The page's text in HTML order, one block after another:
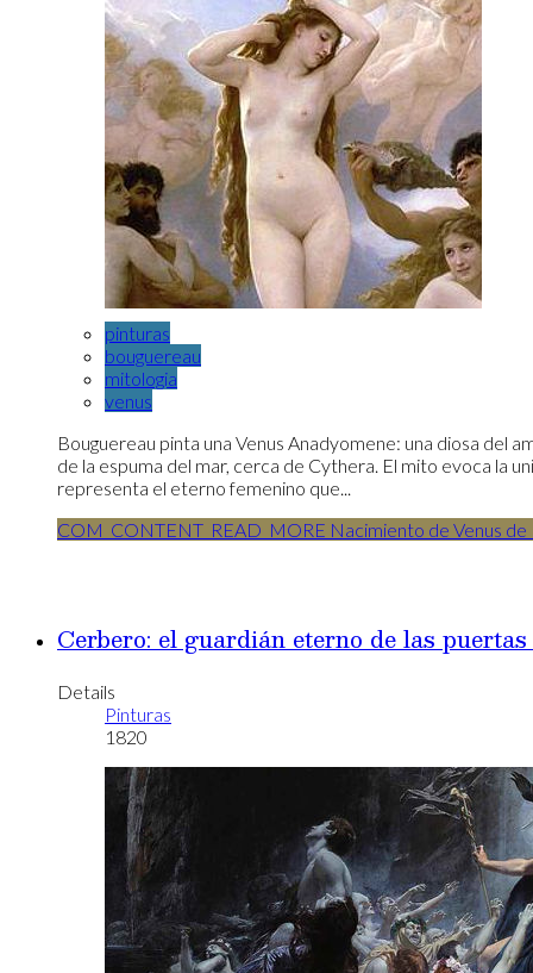
pinturas
bouguereau
mitologia
venus
Bouguereau pinta una Venus Anadyomene: una diosa del
de la espuma del mar, cerca de Cythera. El mito evoca la
representa el eterno femenino que...
COM_CONTENT_READ_MORE Nacimiento de Venus de
Cerbero: el guardián eterno de las
Details
Pinturas
1820